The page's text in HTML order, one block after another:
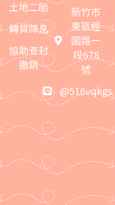
土地二胎
轉貸降息
協助查封
撤銷
新竹市
東區經
國路一
段678
號
@516vqkgs